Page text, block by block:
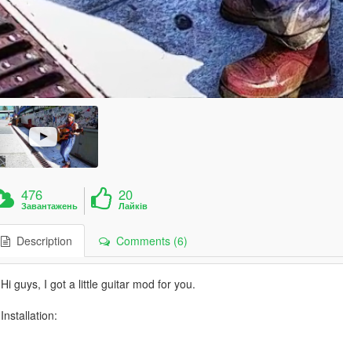
476
Завантажень
20
Лайків
Description Comments (6)
Hi guys, I got a little guitar mod for you.
Installation: